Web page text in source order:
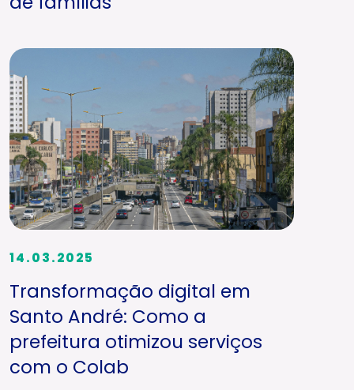
14.03.2025
Transformação digital em
Santo André: Como a
prefeitura otimizou serviços
com o Colab